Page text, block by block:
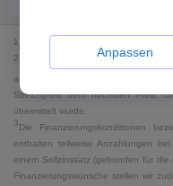
1
2 Bei dem Streichpreis handelt es
an auto.de übermittelten
Streichpreis dem höchsten Preis
übermittelt wurde.
3Die Finanzierungskonditionen
enthalten teilweise Anzahlungen
einem Sollzinssatz (gebunden für
Finanzierungswünsche stellen wir
anpassen. Dies ist
Cookie-Richtlinie
Sie in unsererAnpassen